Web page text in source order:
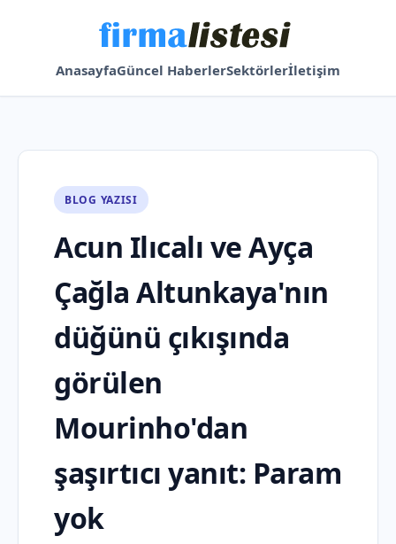
AnasayfaGüncel HaberlerSektörlerİletişim
BLOG YAZISI
Acun Ilıcalı ve Ayça
Çağla Altunkaya'nın
düğünü çıkışında
görülen
Mourinho'dan
şaşırtıcı yanıt: Param
yok